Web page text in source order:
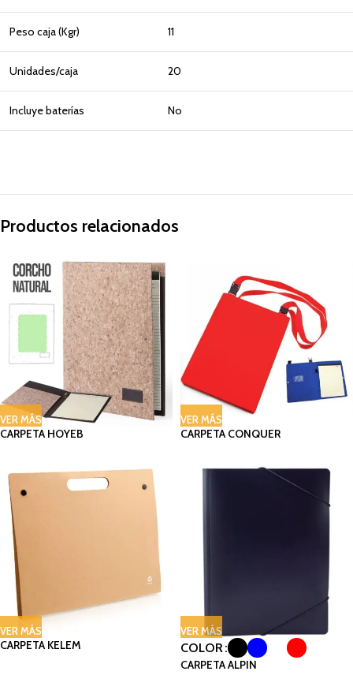
Peso caja (Kgr) 11
Unidades/caja 20
Incluye baterías No
Productos relacionados
VER MÁS
CARPETA HOYEB
VER MÁS
CARPETA CONQUER
VER MÁS
CARPETA KELEM
VER MÁS
COLOR
CARPETA ALPIN